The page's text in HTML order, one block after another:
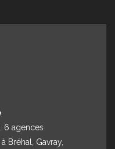
6 agences
Bréhal, Gavray,